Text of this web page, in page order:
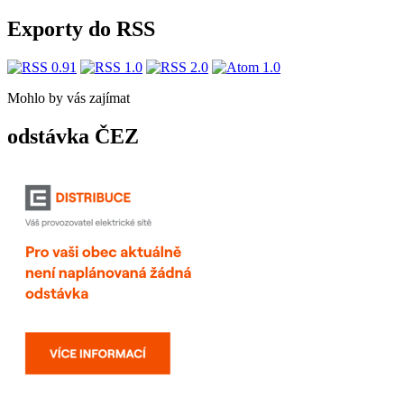
Exporty do RSS
Mohlo by vás zajímat
odstávka ČEZ